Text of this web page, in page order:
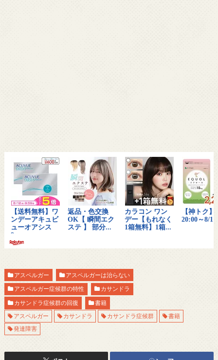
アスペルガー
アスペルガーは治らない
アスペルガー症候群の特性
カサンドラ
カサンドラ症候群の回復
書籍
アスペルガー
カサンドラ カサンドラ症候群
書籍
発達障害